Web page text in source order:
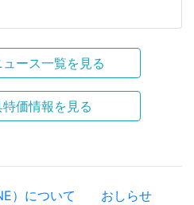
ース一覧を見る
価情報を見る
）について おしらせ